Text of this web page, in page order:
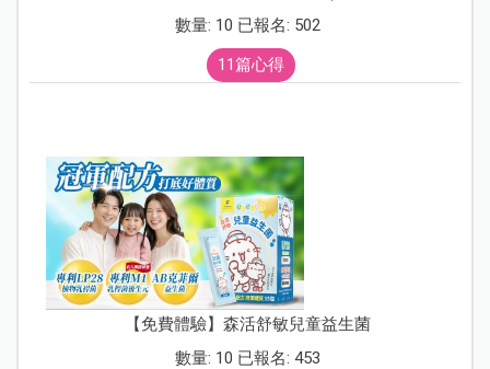
數量: 10 已報名: 502
11篇心得
【免費體驗】森活舒敏兒童益生菌
數量: 10 已報名: 453